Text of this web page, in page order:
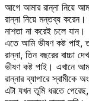
আগে আমার রান্না নিয়ে
রান্না নিয়ে মন্তব্য
নাশতা না করেই চলে যান।
এতে আমি ভীষণ কষ্ট পাই,
রান্না, তিন বছরের বাচ্চা
ভীষণ কষ্ট পাই। এখানে
রান্নার ব্যাপারে
এটা যখন তুমি ধরতে